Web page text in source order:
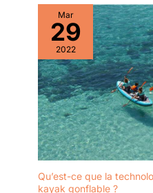
Mar
29
2022
Qu’est-ce que la
kayak gonflable ?